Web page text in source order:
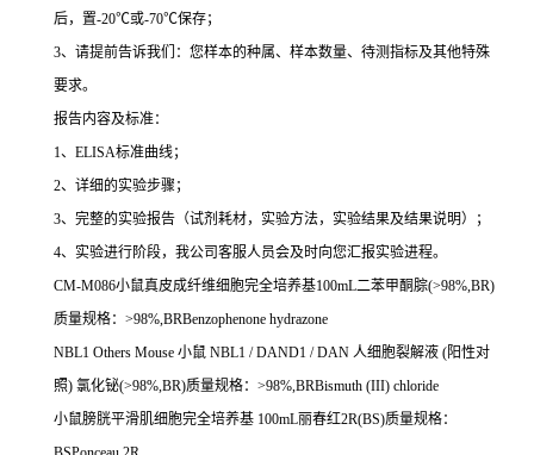
后，置-20℃或-70℃保存；
3、请提前告诉我们：您样本的种属、样本数量、待测指标及其他特殊
要求。
报告内容及标准：
1、 ELISA标准曲线；
2、详细的实验步骤；
3、完整的实验报告（试剂耗材，实验方法，实验结果及结果说明）；
4、实验进行阶段，我公司客服人员会及时向您汇报实验进程。
CM-M086小鼠真皮成纤维细胞完全培养基100mL二苯甲酮腙(>98%,BR)
质量规格： >98%,BRBenzophenone hydrazone
NBL1 Others Mouse 小鼠 NBL1 / DAND1 / DAN 人细胞裂解液 (阳性对
照) 氯化铋(>98%,BR)质量规格： >98%,BRBismuth (III) chloride
小鼠膀胱平滑肌细胞完全培养基 100mL丽春红2R(BS)质量规格：